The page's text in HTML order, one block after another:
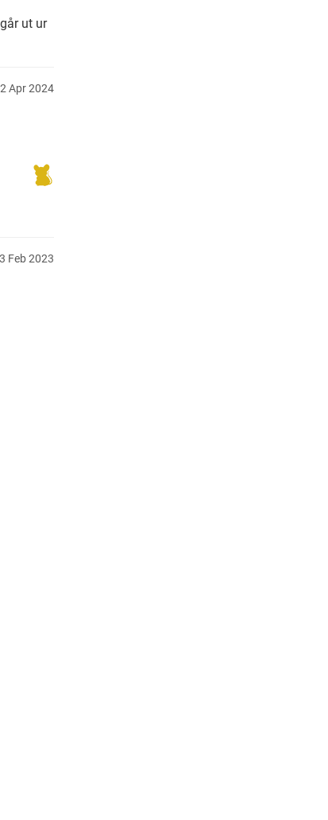
ut ur
Apr2024
Feb2023